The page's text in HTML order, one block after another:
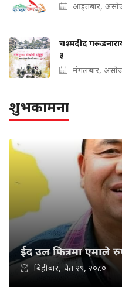
आइतबार,
चश्मदीद
३
मंगलबार,
शुभकामना
ईद उल फित्रमा एमाले
बिहीबार, चैत २९, २०८०